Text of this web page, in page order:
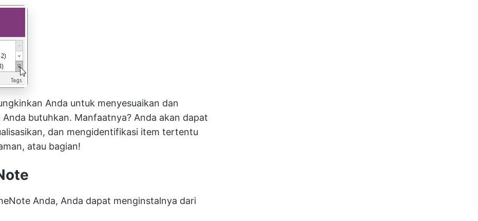
Anda untuk menyesuaikan dan
butuhkan. Manfaatnya? Anda akan dapat
dan mengidentifikasi item tertentu
atau bagian!
Anda, Anda dapat menginstalnya dari